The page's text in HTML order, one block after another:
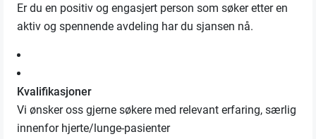
Er du en positiv og engasjert person som søker etter en
aktiv og spennende avdeling har du sjansen nå.
Kvalifikasjoner
Vi ønsker oss gjerne søkere med relevant erfaring, særlig
innenfor hjerte/lunge-pasienter